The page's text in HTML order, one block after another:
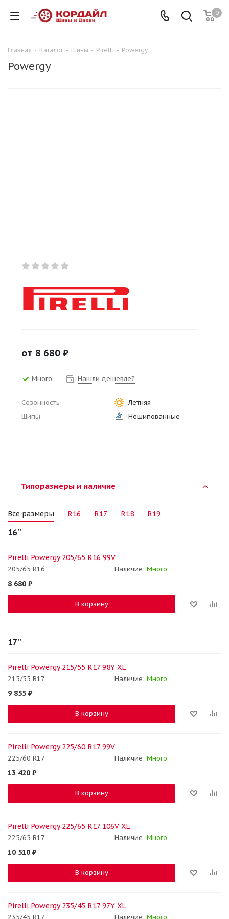
0
Главная - Каталог - Шины - Pirelli - Powergy
Powergy
от 8 680 ₽
Много Нашли дешевле?
Сезонность
Летняя
Шипы
Нешипованные
Типоразмеры и наличие
Все размеры R16 R17 R18 R19
16''
Pirelli Powergy 205/65 R16 99V
205/65 R16 Наличие: Много
8 680 ₽
В корзину
17''
Pirelli Powergy 215/55 R17 98Y XL
215/55 R17 Наличие: Много
9 855 ₽
В корзину
Pirelli Powergy 225/60 R17 99V
225/60 R17 Наличие: Много
13 420 ₽
В корзину
Pirelli Powergy 225/65 R17 106V XL
225/65 R17 Наличие: Много
10 510 ₽
В корзину
Pirelli Powergy 235/45 R17 97Y XL